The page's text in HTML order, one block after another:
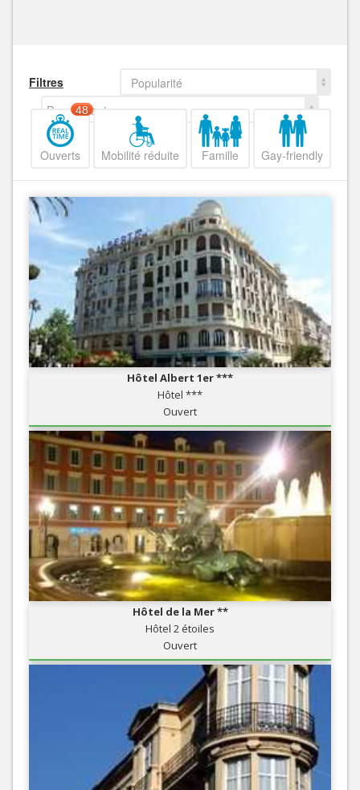
Filtres
Popularité
Decroissant
Ouverts
48
Mobilité réduite Famille Gay-friendly
Hôtel Albert 1er ***
Hôtel ***
Ouvert
Hôtel de la Mer **
Hôtel 2 étoiles
Ouvert